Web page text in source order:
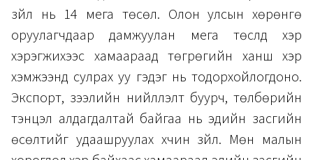
зүйл нь 14 мега төсөл. Олон улсын хөрөнгө
оруулагчдаар дамжуулан мега төслүүд хэр
хэрэгжихээс хамаараад төгрөгийн ханш хэр
хэмжээнд сулрах уу гэдэг нь тодорхойлогдоно.
Экспорт, зээлийн нийлүүлэлт буурч, төлбөрийн
тэнцэл алдагдалтай байгаа нь эдийн засгийн
өсөлтийг удаашруулах хүчин зүйл. Мөн малын